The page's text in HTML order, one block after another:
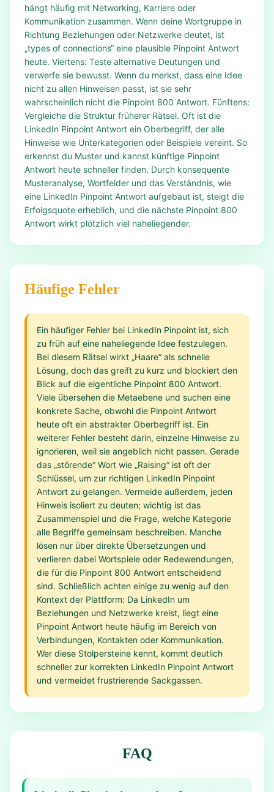
hängt häufig mit Networking, Karriere oder
Kommunikation zusammen. Wenn deine Wortgruppe in
Richtung Beziehungen oder Netzwerke deutet, ist
„types of connections“ eine plausible Pinpoint Antwort
heute. Viertens: Teste alternative Deutungen und
verwerfe sie bewusst. Wenn du merkst, dass eine Idee
nicht zu allen Hinweisen passt, ist sie sehr
wahrscheinlich nicht die Pinpoint 800 Antwort. Fünftens:
Vergleiche die Struktur früherer Rätsel. Oft ist die
LinkedIn Pinpoint Antwort ein Oberbegriff, der alle
Hinweise wie Unterkategorien oder Beispiele vereint. So
erkennst du Muster und kannst künftige Pinpoint
Antwort heute schneller finden. Durch konsequente
Musteranalyse, Wortfelder und das Verständnis, wie
eine LinkedIn Pinpoint Antwort aufgebaut ist, steigt die
Erfolgsquote erheblich, und die nächste Pinpoint 800
Antwort wirkt plötzlich viel naheliegender.
Häufige Fehler
Ein häufiger Fehler bei LinkedIn Pinpoint ist, sich
zu früh auf eine naheliegende Idee festzulegen.
Bei diesem Rätsel wirkt „Haare“ als schnelle
Lösung, doch das greift zu kurz und blockiert den
Blick auf die eigentliche Pinpoint 800 Antwort.
Viele übersehen die Metaebene und suchen eine
konkrete Sache, obwohl die Pinpoint Antwort
heute oft ein abstrakter Oberbegriff ist. Ein
weiterer Fehler besteht darin, einzelne Hinweise zu
ignorieren, weil sie angeblich nicht passen. Gerade
das „störende“ Wort wie „Raising“ ist oft der
Schlüssel, um zur richtigen LinkedIn Pinpoint
Antwort zu gelangen. Vermeide außerdem, jeden
Hinweis isoliert zu deuten; wichtig ist das
Zusammenspiel und die Frage, welche Kategorie
alle Begriffe gemeinsam beschreiben. Manche
lösen nur über direkte Übersetzungen und
verlieren dabei Wortspiele oder Redewendungen,
die für die Pinpoint 800 Antwort entscheidend
sind. Schließlich achten einige zu wenig auf den
Kontext der Plattform: Da LinkedIn um
Beziehungen und Netzwerke kreist, liegt eine
Pinpoint Antwort heute häufig im Bereich von
Verbindungen, Kontakten oder Kommunikation.
Wer diese Stolpersteine kennt, kommt deutlich
schneller zur korrekten LinkedIn Pinpoint Antwort
und vermeidet frustrierende Sackgassen.
FAQ